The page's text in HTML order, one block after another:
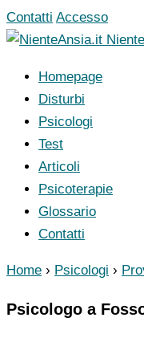
Vai
al
Contatti Accesso
Homepage
Disturbi
Psicologi
Test
Articoli
Psicoterapie
Glossario
Contatti
Home › Psicologi ›
Psicologo a